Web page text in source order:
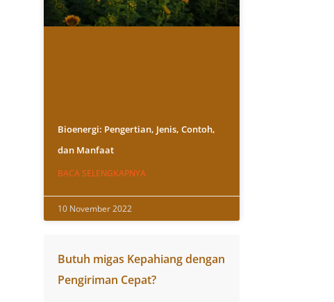
Bioenergi: Pengertian, Jenis, Contoh,
dan Manfaat
BACA SELENGKAPNYA
10 November 2022
Butuh migas Kepahiang dengan
Pengiriman Cepat?